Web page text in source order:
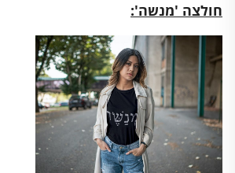
חולצה 'מנשה':